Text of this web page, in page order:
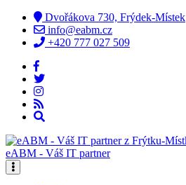
Dvořákova 730, Frýdek-Místek
info@eabm.cz
+420 777 027 509
eABM - Váš IT partner